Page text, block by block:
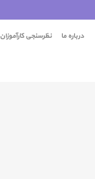
درباره ما نظرسنجی کارآموزان